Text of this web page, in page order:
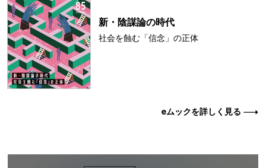
新・陰謀論の時代
社会を蝕む「信念」の正体
eムックを詳しく見る